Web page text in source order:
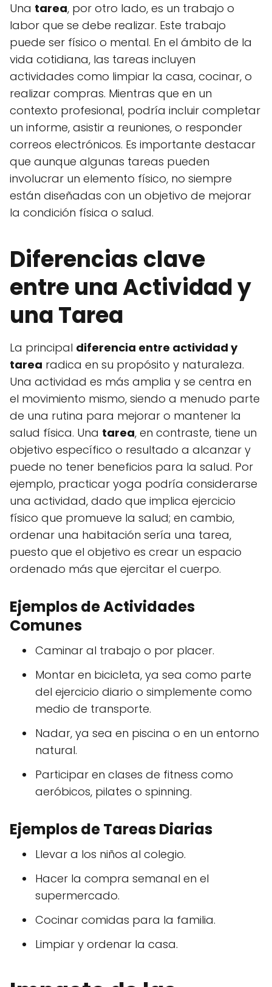
Una tarea, por otro lado, es un trabajo o
labor que se debe realizar. Este trabajo
puede ser físico o mental. En el ámbito de la
vida cotidiana, las tareas incluyen
actividades como limpiar la casa, cocinar, o
realizar compras. Mientras que en un
contexto profesional, podría incluir completar
un informe, asistir a reuniones, o responder
correos electrónicos. Es importante destacar
que aunque algunas tareas pueden
involucrar un elemento físico, no siempre
están diseñadas con un objetivo de mejorar
la condición física o salud.
Diferencias clave
entre una Actividad y
una Tarea
La principal diferencia entre actividad y
tarea radica en su propósito y naturaleza.
Una actividad es más amplia y se centra en
el movimiento mismo, siendo a menudo parte
de una rutina para mejorar o mantener la
salud física. Una tarea, en contraste, tiene un
objetivo específico o resultado a alcanzar y
puede no tener beneficios para la salud. Por
ejemplo, practicar yoga podría considerarse
una actividad, dado que implica ejercicio
físico que promueve la salud; en cambio,
ordenar una habitación sería una tarea,
puesto que el objetivo es crear un espacio
ordenado más que ejercitar el cuerpo.
Ejemplos de Actividades
Comunes
Caminar al trabajo o por placer.
Montar en bicicleta, ya sea como parte
del ejercicio diario o simplemente como
medio de transporte.
Nadar, ya sea en piscina o en un entorno
natural.
Participar en clases de fitness como
aeróbicos, pilates o spinning.
Ejemplos de Tareas Diarias
Llevar a los niños al colegio.
Hacer la compra semanal en el
supermercado.
Cocinar comidas para la familia.
Limpiar y ordenar la casa.